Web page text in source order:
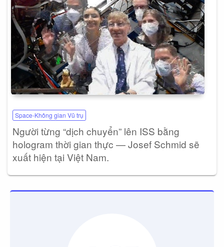
Space-Không gian Vũ trụ
Người từng “dịch chuyển” lên ISS bằng
hologram thời gian thực — Josef Schmid sẽ
xuất hiện tại Việt Nam.